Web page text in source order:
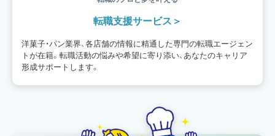
転職支援サービス
洋菓子・パン業界、各店舗の情報に精通した専門の転職エージェン
トが在籍。転職活動の悩みや希望に寄り添い、あなたのキャリア
形成サポートします。